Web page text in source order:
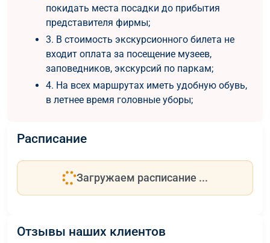
покидать места посадки до прибытия
представителя фирмы;
3. В стоимость экскурсионного билета не
входит оплата за посещение музеев,
заповедников, экскурсий по паркам;
4. На всех маршрутах иметь удобную обувь,
в летнее время головные уборы;
Расписание
Загружаем расписание ...
Отзывы наших клиентов